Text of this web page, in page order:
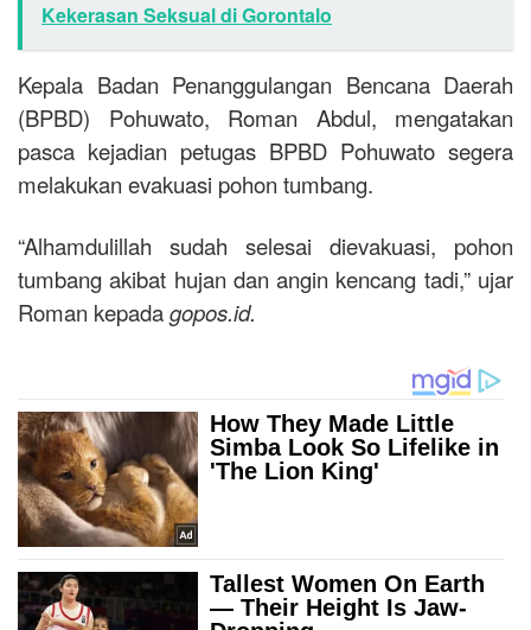
Kekerasan Seksual di Gorontalo
Kepala Badan Penanggulangan Bencana Daerah
(BPBD) Pohuwato, Roman Abdul, mengatakan
pasca kejadian petugas BPBD Pohuwato segera
melakukan evakuasi pohon tumbang.
“Alhamdulillah sudah selesai dievakuasi, pohon
tumbang akibat hujan dan angin kencang tadi,” ujar
Roman kepadagopos.id.